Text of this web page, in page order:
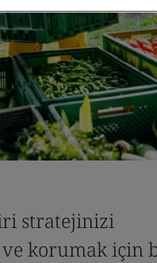
stratejinizi
ve korumak için